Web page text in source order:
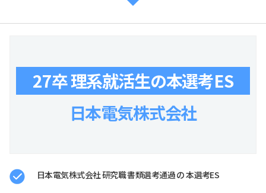
27卒 理系就活生の本選考ES
日本電気株式会社
日本電気株式会社 研究職 書類選考通過 の 本選考ES